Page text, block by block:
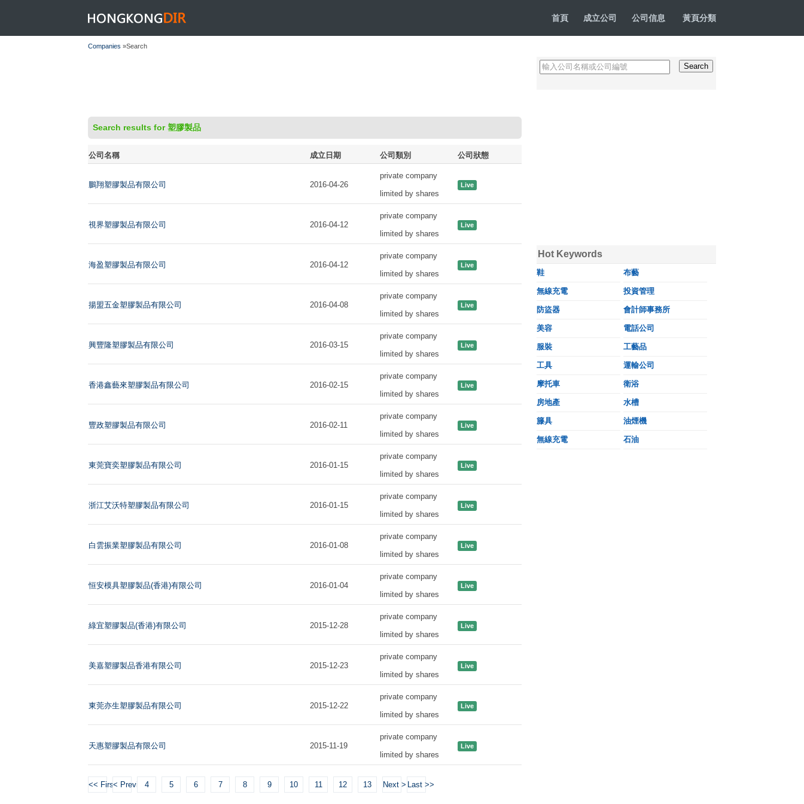
HONGKONGDIR 首頁 成立公司 公司信息 黃頁分類
Companies »Search
Search results for 塑膠製品
公司名稱 成立日期 公司類別 公司狀態
鵬翔塑膠製品有限公司 2016-04-26
private company
limited by shares
Live
視界塑膠製品有限公司 2016-04-12
private company
limited by shares
Live
海盈塑膠製品有限公司 2016-04-12
private company
limited by shares
Live
揚盟五金塑膠製品有限公司 2016-04-08
private company
limited by shares
Live
興豐隆塑膠製品有限公司 2016-03-15
private company
limited by shares
Live
香港鑫藝來塑膠製品有限公司 2016-02-15
private company
limited by shares
Live
豐政塑膠製品有限公司 2016-02-11
private company
limited by shares
Live
東莞寶奕塑膠製品有限公司 2016-01-15
private company
limited by shares
Live
浙江艾沃特塑膠製品有限公司 2016-01-15
private company
limited by shares
Live
白雲振業塑膠製品有限公司 2016-01-08
private company
limited by shares
Live
恒安模具塑膠製品(香港)有限公司 2016-01-04
private company
limited by shares
Live
綠宜塑膠製品(香港)有限公司 2015-12-28
private company
limited by shares
Live
美嘉塑膠製品香港有限公司 2015-12-23
private company
limited by shares
Live
東莞亦生塑膠製品有限公司 2015-12-22
private company
limited by shares
Live
天惠塑膠製品有限公司 2015-11-19
private company
limited by shares
Live
<< First< Previous
4 5 6 7 8 9 10 11 12 13 Next > Last >>
Hot Keywords
鞋 布藝
無線充電 投資管理
防盜器 會計師事務所
美容 電話公司
服裝 工藝品
工具 運輸公司
摩托車 衛浴
房地產 水槽
籐具 油煙機
無線充電 石油